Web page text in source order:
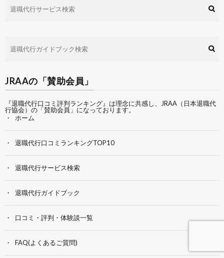
JRAAの「賛助会員」
『退職代行口コミ評判ランキング』は理念に共感し、 JRAA（日本退職代
行協会） の「賛助会員」になっております。
ホーム
退職代行口コミランキングTOP10
退職代行サービス検索
退職代行ガイドブック
口コミ・評判・体験談一覧
FAQ(よくあるご質問)